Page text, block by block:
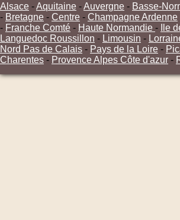
Alsace -Aquitaine -Auvergne - Basse-
- Bretagne - Centre - Champagne Ardenne
- Franche Comté - Haute Normandie - Ile
Languedoc Roussillon - Limousin -
Nord Pas de Calais - Pays de la Loire -
Charentes - Provence Alpes Côte d'azur -